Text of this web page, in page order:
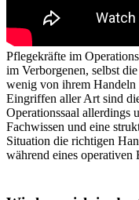
Pflegekräfte im
im Verborgenen, selbst
wenig von ihrem
Eingriffen aller Art sind
Operationssaal allerdings
Fachwissen und eine
Situation die richtigen
während eines